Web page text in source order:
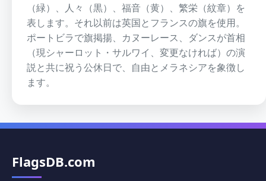
（緑）、人々（黒）、福音（黄）、繁栄（紋章）を
表します。それ以前は英国とフランスの旗を使用。
ポートビラで旗掲揚、カヌーレース、ダンスが首相
（現シャーロット・サルワイ、変更なければ）の演
説と共に祝う公休日で、自由とメラネシアを象徴し
ます。
FlagsDB.com